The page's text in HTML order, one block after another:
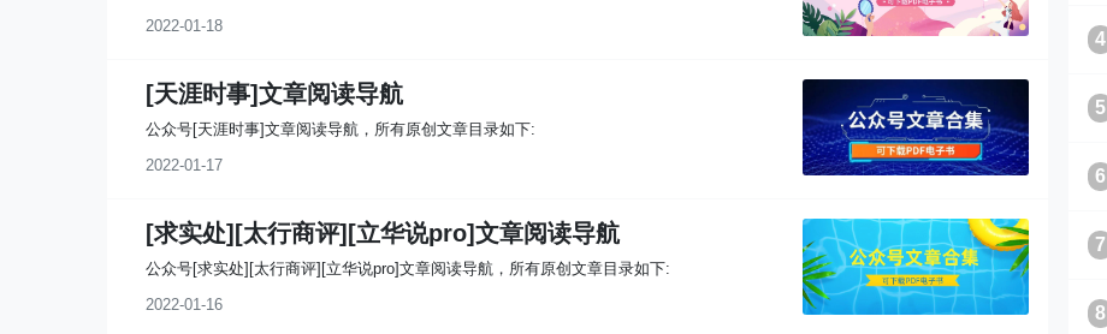
2022-01-18
[天涯时事]文章阅读导航
公众号[天涯时事]文章阅读导航，所有原创文章目录如下:
2022-01-17
[求实处][太行商评][立华说pro]文章阅读导航
公众号[求实处][太行商评][立华说pro]文章阅读导航，所有原创文章目录如下:
2022-01-16
4
5
6
7
8